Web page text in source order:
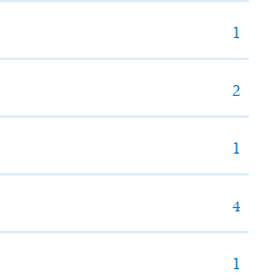
1
2
1
4
1